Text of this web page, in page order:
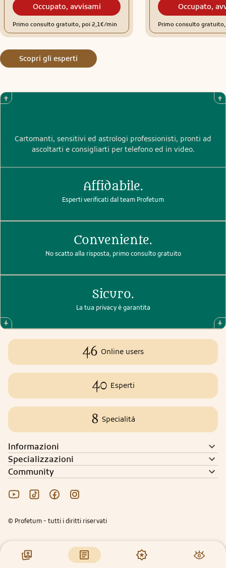
Occupato, avvisami
Primo consulto gratuito, poi 2,1€/min
Occupato,
Primo consulto
Scopri gli esperti
Cartomanti, sensitivi ed astrologi professionisti, pronti ad
ascoltarti e consigliarti per telefono ed in video.
Affidabile.
Esperti verificati dal team Profetum
Conveniente.
No scatto alla risposta, primo consulto gratuito
Sicuro.
La tua privacy è garantita
46 Online users
40 Esperti
8 Specialità
Informazioni
Specializzazioni
Community
© Profetum - tutti i diritti riservati